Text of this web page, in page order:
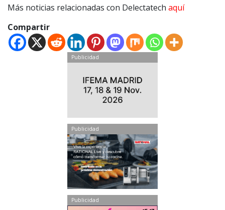
Más noticias relacionadas con Delectatech aquí
Compartir
Publicidad
Publicidad
Publicidad